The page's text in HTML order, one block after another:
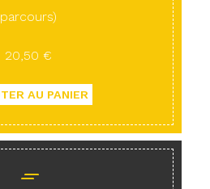
parcours)
20,50 €